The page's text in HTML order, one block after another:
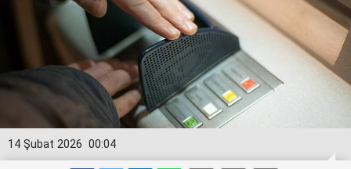
00:04
14 Şubat 2026